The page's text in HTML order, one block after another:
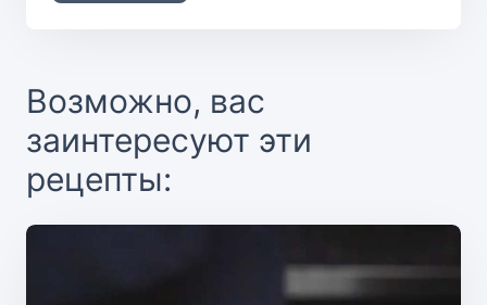
Возможно, вас
заинтересуют эти
рецепты: